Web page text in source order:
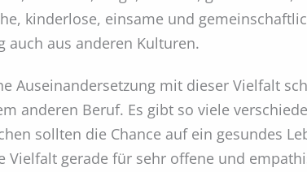
kinderlose, einsame und
auch aus anderen Kulturen.
Auseinandersetzung mit dieser Vielfalt
anderen Beruf. Es gibt so viele
sollten die Chance auf ein gesundes
Vielfalt gerade für sehr offene und